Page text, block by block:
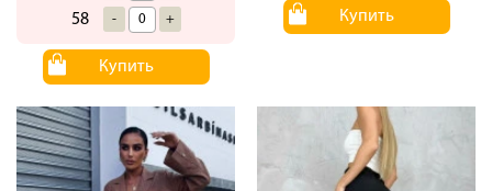
58 - +
Купить
Купить